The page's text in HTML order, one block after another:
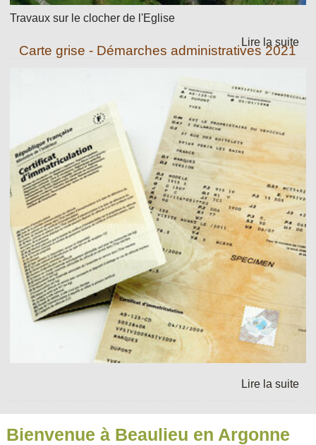
Travaux sur le clocher de l'Eglise
Carte grise - Démarches administratives 2021
Bienvenue à Beaulieu en Argonne